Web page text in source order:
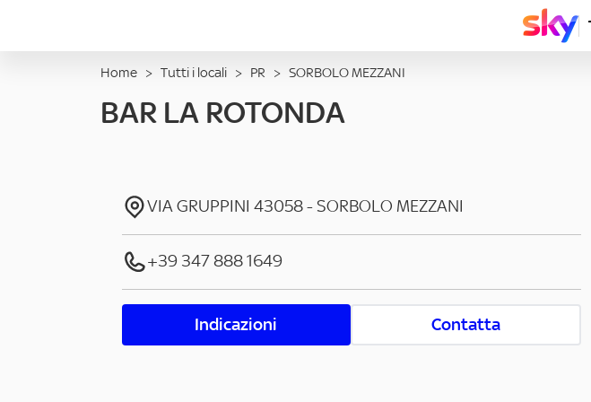
Home > Tutti i locali > PR > SORBOLO MEZZANI
BAR LA ROTONDA
VIA GRUPPINI 43058- SORBOLO MEZZANI
+39 347 888 1649
Indicazioni Contatta